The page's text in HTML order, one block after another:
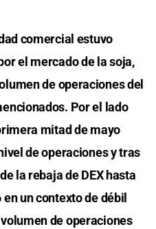
comercial estuvo
el mercado de la soja,
de operaciones del
Por el lado
mitad de mayo
de operaciones y tras
la rebaja de DEX hasta
un contexto de débil
de operaciones